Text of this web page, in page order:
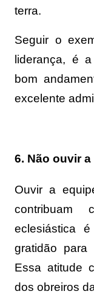
terra.
Seguir o
liderança, é
bom
excelente
6. Não ouvir
Ouvir a
contribuam
eclesiástica
gratidão
Essa atitude
dos obreiros